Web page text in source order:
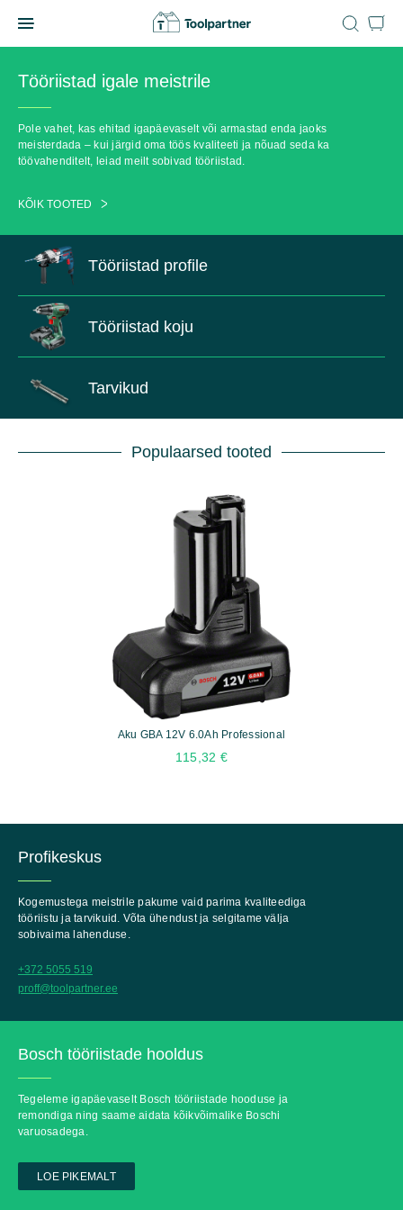
to
Toolpartner
Tööriistad igale meistrile
Pole vahet, kas ehitad igapäevaselt või armastad enda jaoks
meisterdada – kui järgid oma töös kvaliteeti ja nõuad seda ka
töövahenditelt, leiad meilt sobivad tööriistad.
KÕIK TOOTED
Tööriistad profile
Tööriistad koju
Tarvikud
Populaarsed tooted
Aku GBA 12V 6.0Ah Professional
115,32 €
Profikeskus
Kogemustega meistrile pakume vaid parima kvaliteediga
tööriistu ja tarvikuid. Võta ühendust ja selgitame välja
sobivaima lahenduse.
+372 5055 519
proff@toolpartner.ee
Bosch tööriistade hooldus
Tegeleme igapäevaselt Bosch tööriistade hooduse ja
remondiga ning saame aidata kõikvõimalike Boschi
varuosadega.
LOE PIKEMALT